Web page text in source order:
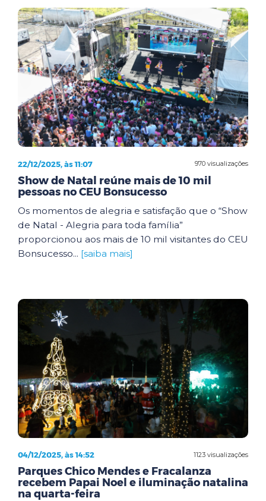
970 visualizações
22/12/2025, às 11:07
Show de Natal reúne mais de 10 mil
pessoas no CEU Bonsucesso
Os momentos de alegria e satisfação que o “Show
de Natal - Alegria para toda família”
proporcionou aos mais de 10 mil visitantes do CEU
Bonsucesso... [saiba mais]
1123 visualizações
04/12/2025, às 14:52
Parques Chico Mendes e Fracalanza
recebem Papai Noel e iluminação natalina
na quarta-feira